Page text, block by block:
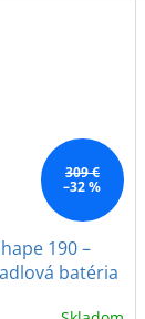
309 €
–32 %
190 –
batéria